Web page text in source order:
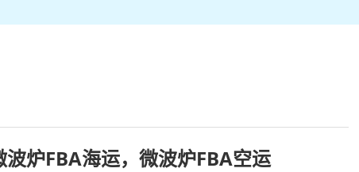
炉FBA海运，微波炉FBA空运